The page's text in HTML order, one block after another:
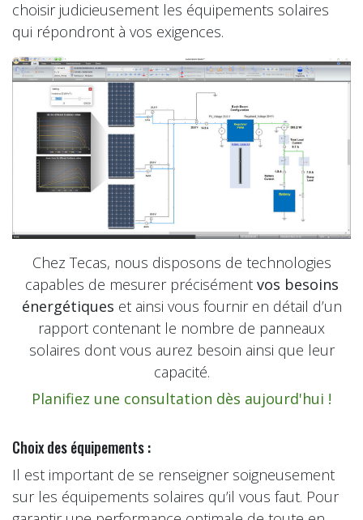
choisir judicieusement les équipements solaires
qui répondront à vos exigences.
Chez Tecas, nous disposons de technologies
capables de mesurer précisémentvos besoins
énergétiques et ainsi vous fournir en détail d’un
rapport contenant le nombre de panneaux
solaires dont vous aurez besoin ainsi que leur
capacité.
Planifiez une consultation dès aujourd'hui !
Choix des équipements :
Il est important de se renseigner soigneusement
sur les équipements solaires qu’il vous faut. Pour